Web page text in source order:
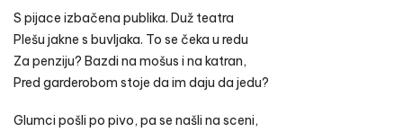
S pijace izbačena publika. Duž teatra
Plešu jakne s buvljaka. To se čeka u redu
Za penziju? Bazdi na mošus i na katran,
Pred garderobom stoje da im daju da jedu?
Glumci pošli po pivo, pa se našli na sceni,